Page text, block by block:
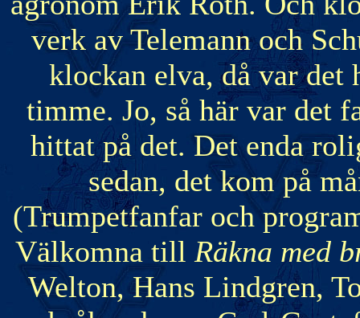
verk av Telemann och
klockan elva, då var det
timme. Jo, så här var det
hittat på det. Det enda
sedan, det kom på
(Trumpetfanfar och
Välkomna tillRäkna med
Welton, Hans Lindgren,